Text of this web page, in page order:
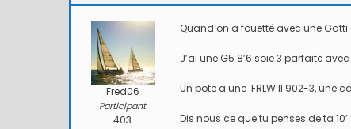
Fred06
Participant
403
Quand on a fouetté avec une Gatti
J’ai une G5 8’6 soie 3 parfaite
Un pote a une FRLW II 902-3, une
Dis nous ce que tu penses de ta 10′
Nouvelles
Mon ouverture 2026
5 /